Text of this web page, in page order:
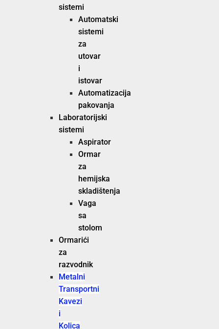
sistemi
Automatski
sistemi
za
utovar
i
istovar
Automatizacija
pakovanja
Laboratorijski
sistemi
Aspirator
Ormar
za
hemijska
skladištenja
Vaga
sa
stolom
Ormarići
za
razvodnik
Metalni
Transportni
Kavezi
i
Kolica